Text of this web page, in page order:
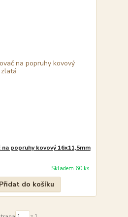
popruhy kovový 16x11,5mm
Skladem 60 ks
Přidat do košíku